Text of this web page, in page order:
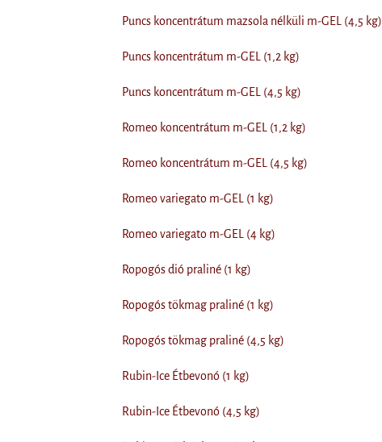
Puncs koncentrátum mazsola nélküli m-GEL (4,5 kg)
Puncs koncentrátum m-GEL (1,2 kg)
Puncs koncentrátum m-GEL (4,5 kg)
Romeo koncentrátum m-GEL (1,2 kg)
Romeo koncentrátum m-GEL (4,5 kg)
Romeo variegato m-GEL (1 kg)
Romeo variegato m-GEL (4 kg)
Ropogós dió praliné (1 kg)
Ropogós tökmag praliné (1 kg)
Ropogós tökmag praliné (4,5 kg)
Rubin-Ice Étbevonó (1 kg)
Rubin-Ice Étbevonó (4,5 kg)